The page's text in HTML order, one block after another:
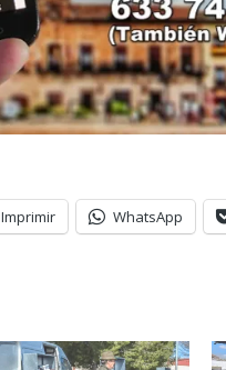
Imprimir WhatsApp